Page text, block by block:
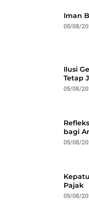
Iman
05/08/
Ilusi
Tetap
05/08/
bagi
05/08/
Pajak
05/08/